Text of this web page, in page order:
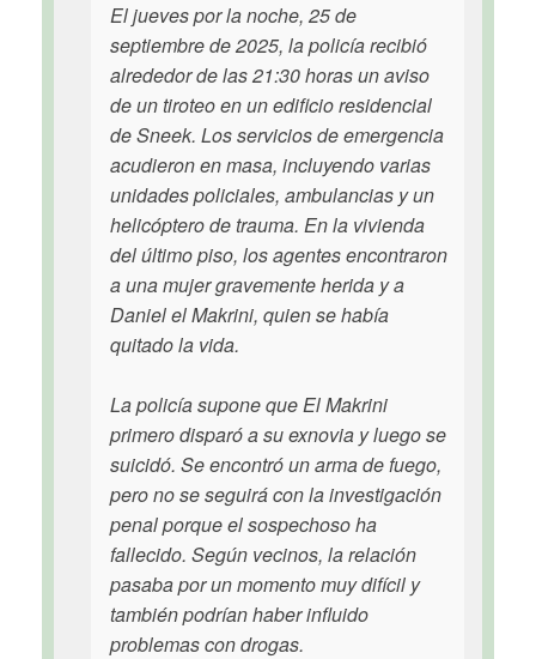
El jueves por la noche, 25 de
septiembre de 2025, la policía recibió
alrededor de las 21:30 horas un aviso
de un tiroteo en un edificio residencial
de Sneek. Los servicios de emergencia
acudieron en masa, incluyendo varias
unidades policiales, ambulancias y un
helicóptero de trauma. En la vivienda
del último piso, los agentes encontraron
a una mujer gravemente herida y a
Daniel el Makrini, quien se había
quitado la vida.
La policía supone que El Makrini
primero disparó a su exnovia y luego se
suicidó. Se encontró un arma de fuego,
pero no se seguirá con la investigación
penal porque el sospechoso ha
fallecido. Según vecinos, la relación
pasaba por un momento muy difícil y
también podrían haber influido
problemas con drogas.